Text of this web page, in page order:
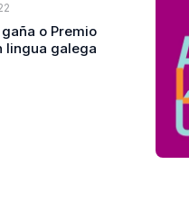
o Premio
lingua galega